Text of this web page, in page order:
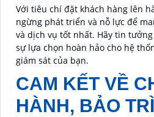
Với tiêu chí đặt khách hàng lên
ngừng phát triển và nỗ lực để
và dịch vụ tốt nhất. Hãy tin
sự lựa chọn hoàn hảo cho hệ
giám sát của bạn.
CAM KẾT VỀ
HÀNH, BẢO